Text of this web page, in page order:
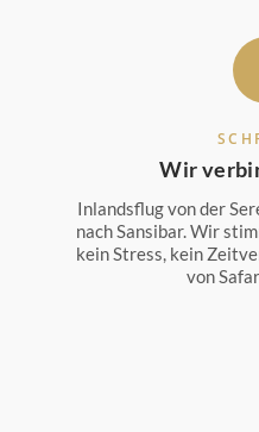
Wir
Inlandsflug von der
nach Sansibar. Wir
kein Stress, kein
von